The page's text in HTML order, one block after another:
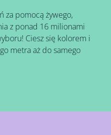
za pomocą żywego,
z ponad 16 milionami
Ciesz się kolorem i
metra aż do samego